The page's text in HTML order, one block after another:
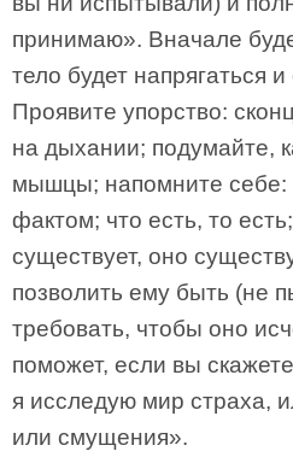
принимаю». Вначале
тело будет напрягаться
Проявите упорство:
на дыхании; подумайте,
мышцы; напомните себе:
фактом; что есть, то
существует, оно
позволить ему быть (не
требовать, чтобы оно
поможет, если вы
я исследую мир страха,
или смущения».